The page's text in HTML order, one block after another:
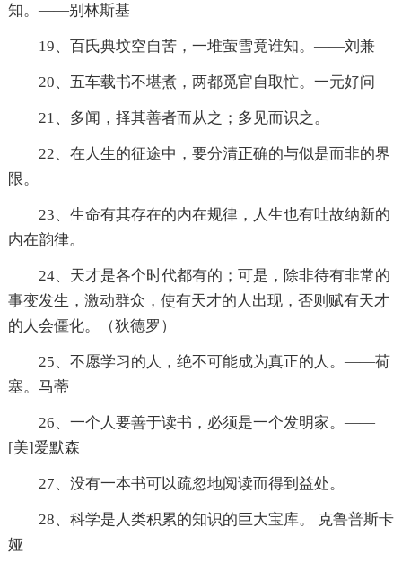
知。——别林斯基
19、百氏典坟空自苦，一堆萤雪竟谁知。——刘兼
20、五车载书不堪煮，两都觅官自取忙。一元好问
21、多闻，择其善者而从之；多见而识之。
22、在人生的征途中，要分清正确的与似是而非的界
限。
23、生命有其存在的内在规律，人生也有吐故纳新的
内在韵律。
24、天才是各个时代都有的；可是，除非待有非常的
事变发生，激动群众，使有天才的人出现，否则赋有天才
的人会僵化。（狄德罗）
25、不愿学习的人，绝不可能成为真正的人。——荷
塞。马蒂
26、一个人要善于读书，必须是一个发明家。——
[美]爱默森
27、没有一本书可以疏忽地阅读而得到益处。
28、科学是人类积累的知识的巨大宝库。 克鲁普斯卡
娅